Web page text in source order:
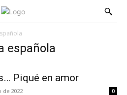
española
Piqué en amor
de 2022 0